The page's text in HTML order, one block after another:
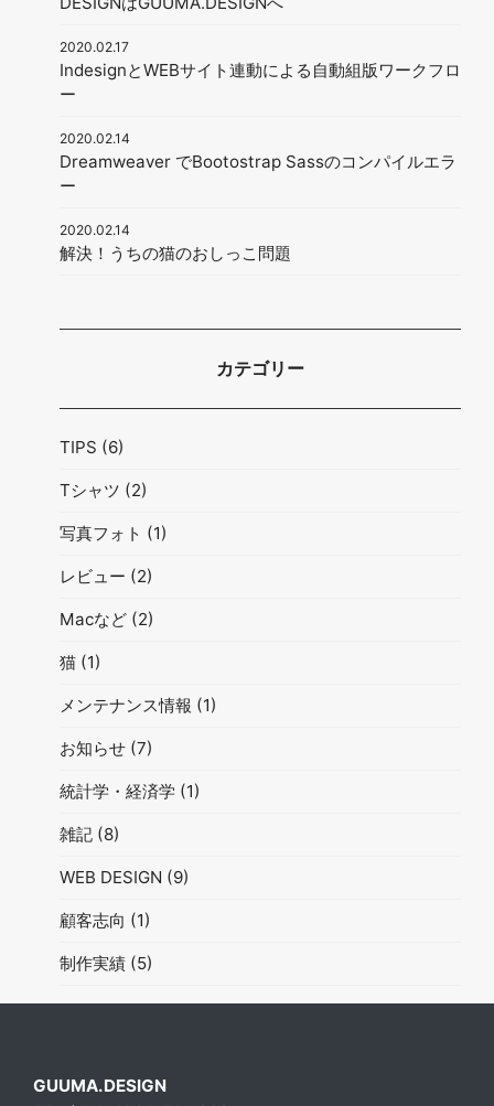
2020.02.17
IndesignとWEBサイト連動による自動組版ワークフロ
ー
2020.02.14
Dreamweaver でBootostrap Sassのコンパイルエラ
ー
2020.02.14
解決！うちの猫のおしっこ問題
カテゴリー
TIPS (6)
Tシャツ (2)
写真フォト (1)
レビュー (2)
Macなど (2)
猫 (1)
メンテナンス情報 (1)
お知らせ (7)
統計学・経済学 (1)
雑記 (8)
WEB DESIGN (9)
顧客志向 (1)
制作実績 (5)
GUUMA.DESIGN